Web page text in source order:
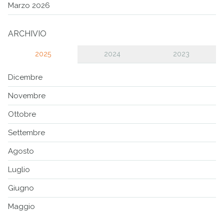
Marzo 2026
ARCHIVIO
2025 2024 2023
Dicembre
Novembre
Ottobre
Settembre
Agosto
Luglio
Giugno
Maggio